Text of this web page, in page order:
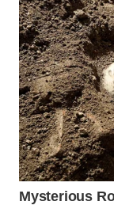
LAWAS
WN
SUMEDANG
WN
CIANJUR
WN
KEPULAUAN
SERIBU